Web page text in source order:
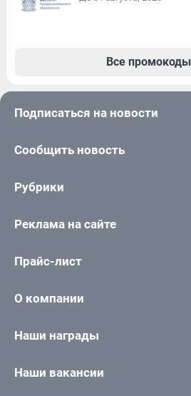
Все промокоды
Подписаться на новости
Сообщить новость
Рубрики
Реклама на сайте
Прайс-лист
О компании
Наши награды
Наши вакансии